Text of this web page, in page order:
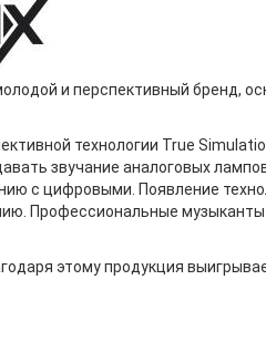
баса и
батарея
работы без
диспл..
и перспективный бренд,
технологии True
звучание аналоговых
с цифровыми. Появление
Профессиональные
этому продукция